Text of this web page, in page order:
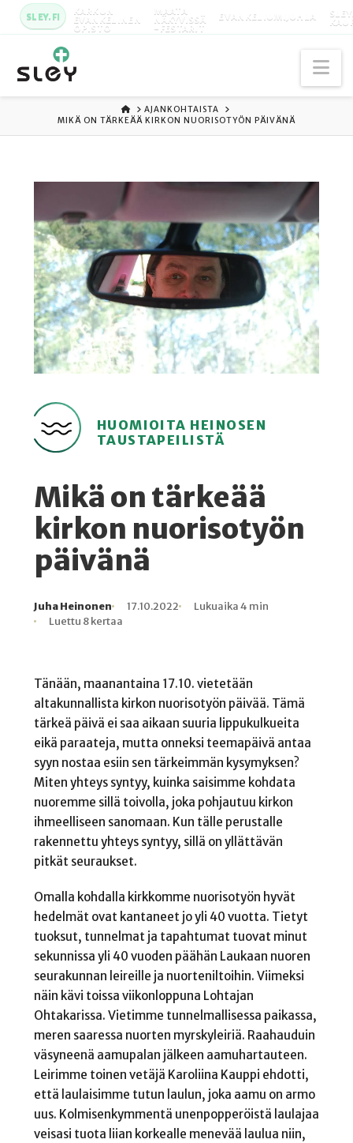
SLEY.FI KARKUN
EVANKELINEN
OPISTO
MAATA
NÄKYVISSÄ
-FESTARIT
EVANKELIUMIJUHLA
ETUSIVU
AJANKOHTAISTA
MIKÄ ON TÄRKEÄÄ KIRKON NUORISOTYÖN PÄIVÄNÄ
HUOMIOITA HEINOSEN
TAUSTAPEILISTÄ
Mikä on tärkeää
kirkon nuorisotyön
päivänä
Kirjoittaja
Juha Heinonen
Julkaistu
17.10.2022
Lukuaika
Lukuaika 4 min
Lukukertoja
Luettu 8 kertaa
Tänään, maanantaina 17.10. vietetään
altakunnallista kirkon nuorisotyön päivää. Tämä
tärkeä päivä ei saa aikaan suuria lippukulkueita
eikä paraateja, mutta onneksi teemapäivä antaa
syyn nostaa esiin sen tärkeimmän kysymyksen?
Miten yhteys syntyy, kuinka saisimme kohdata
nuoremme sillä toivolla, joka pohjautuu kirkon
ihmeelliseen sanomaan. Kun tälle perustalle
rakennettu yhteys syntyy, sillä on yllättävän
pitkät seuraukset.
Omalla kohdalla kirkkomme nuorisotyön hyvät
hedelmät ovat kantaneet jo yli 40 vuotta. Tietyt
tuoksut, tunnelmat ja tapahtumat tuovat minut
sekunnissa yli 40 vuoden päähän Laukaan nuoren
seurakunnan leireille ja nuorteniltoihin. Viimeksi
näin kävi toissa viikonloppuna Lohtajan
Ohtakarissa. Vietimme tunnelmallisessa paikassa,
meren saaressa nuorten myrskyleiriä. Raahauduin
väsyneenä aamupalan jälkeen aamuhartauteen.
Leirimme toinen vetäjä Karoliina Kauppi ehdotti,
että laulaisimme tutun laulun, joka aamu on armo
uus. Kolmisenkymmentä unenpopperöistä laulajaa
veisasi tuota liian korkealle menevää laulua niin,